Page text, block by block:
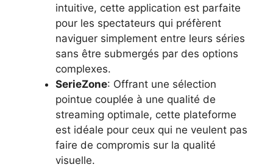
intuitive, cette application est parfaite
pour les spectateurs qui préfèrent
naviguer simplement entre leurs séries
sans être submergés par des options
complexes.
SerieZone: Offrant une sélection
pointue couplée à une qualité de
streaming optimale, cette plateforme
est idéale pour ceux qui ne veulent pas
faire de compromis sur la qualité
visuelle.